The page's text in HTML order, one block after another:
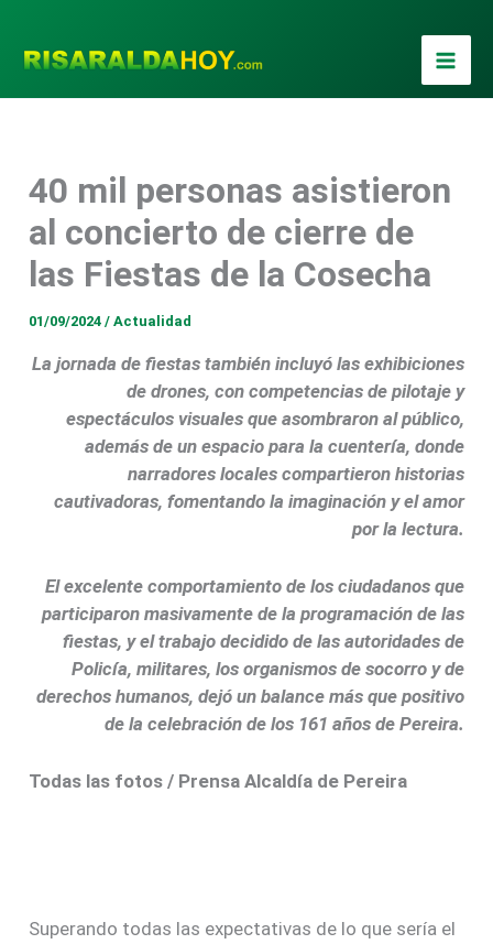
contenido
40 mil personas asistieron
al concierto de cierre de
las Fiestas de la Cosecha
01/09/2024/Actualidad
La jornada de fiestas también incluyó las exhibiciones
de drones, con competencias de pilotaje y
espectáculos visuales que asombraron al público,
además de un espacio para la cuentería, donde
narradores locales compartieron historias
cautivadoras, fomentando la imaginación y el amor
por la lectura.
El excelente comportamiento de los ciudadanos que
participaron masivamente de la programación de las
fiestas, y el trabajo decidido de las autoridades de
Policía, militares, los organismos de socorro y de
derechos humanos, dejó un balance más que positivo
de la celebración de los 161 años de Pereira.
Todas las fotos / Prensa Alcaldía de Pereira
Superando todas las expectativas de lo que sería el